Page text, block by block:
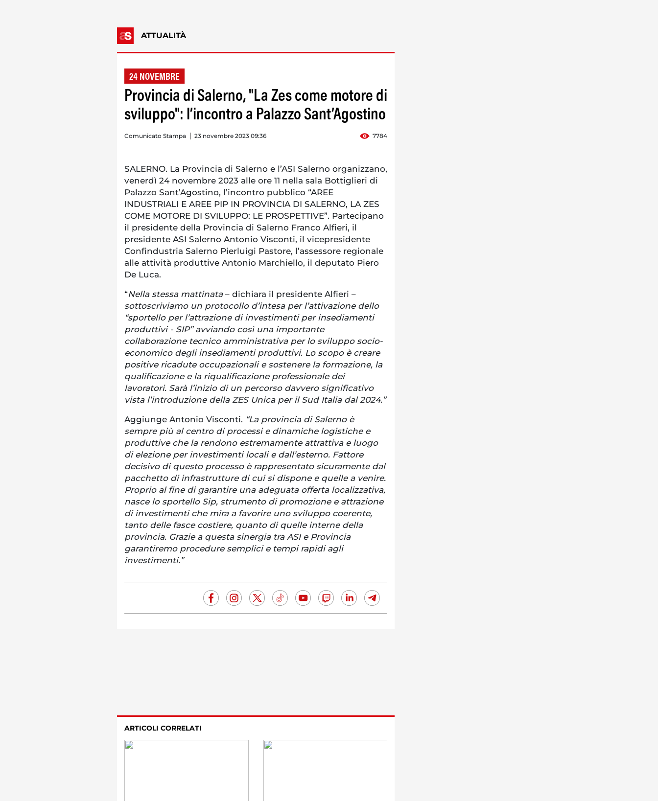
ATTUALITÀ
24 NOVEMBRE
Provincia di Salerno, "La Zes come motore di
sviluppo": l’incontro a Palazzo Sant’Agostino
Comunicato Stampa 23 novembre 2023 09:36 7784
SALERNO. La Provincia di Salerno e l’ASI Salerno organizzano,
venerdì 24 novembre 2023 alle ore 11 nella sala Bottiglieri di
Palazzo Sant’Agostino, l’incontro pubblico “AREE
INDUSTRIALI E AREE PIP IN PROVINCIA DI SALERNO, LA ZES
COME MOTORE DI SVILUPPO: LE PROSPETTIVE”. Partecipano
il presidente della Provincia di Salerno Franco Alfieri, il
presidente ASI Salerno Antonio Visconti, il vicepresidente
Confindustria Salerno Pierluigi Pastore, l’assessore regionale
alle attività produttive Antonio Marchiello, il deputato Piero
De Luca.
“Nella stessa mattinata – dichiara il presidente Alfieri –
sottoscriviamo un protocollo d’intesa per l’attivazione dello
“sportello per l’attrazione di investimenti per insediamenti
produttivi - SIP” avviando così una importante
collaborazione tecnico amministrativa per lo sviluppo socio-
economico degli insediamenti produttivi. Lo scopo è creare
positive ricadute occupazionali e sostenere la formazione, la
qualificazione e la riqualificazione professionale dei
lavoratori. Sarà l’inizio di un percorso davvero significativo
vista l’introduzione della ZES Unica per il Sud Italia dal 2024.”
Aggiunge Antonio Visconti. “La provincia di Salerno è
sempre più al centro di processi e dinamiche logistiche e
produttive che la rendono estremamente attrattiva e luogo
di elezione per investimenti locali e dall’esterno. Fattore
decisivo di questo processo è rappresentato sicuramente dal
pacchetto di infrastrutture di cui si dispone e quelle a venire.
Proprio al fine di garantire una adeguata offerta localizzativa,
nasce lo sportello Sip, strumento di promozione e attrazione
di investimenti che mira a favorire uno sviluppo coerente,
tanto delle fasce costiere, quanto di quelle interne della
provincia. Grazie a questa sinergia tra ASI e Provincia
garantiremo procedure semplici e tempi rapidi agli
investimenti.”
ARTICOLI CORRELATI